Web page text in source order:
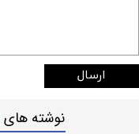
ارسال
نوشته های